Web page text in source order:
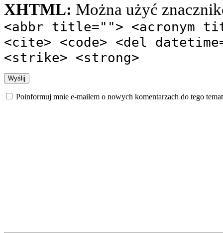
XHTML: Można użyć
<abbr title=""> <acronym
<cite> <code> <del
<strike> <strong>
Poinformuj mnie e-mailem o nowych komentarzach do tego